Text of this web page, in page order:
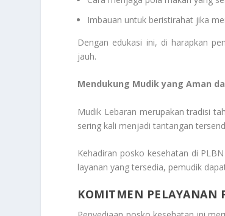
Imbauan untuk beristirahat jika
Dengan edukasi ini, di harapkan
jauh.
Mendukung Mudik yang Aman
Mudik Lebaran merupakan tradisi
sering kali menjadi tantangan
Kehadiran posko kesehatan di
layanan yang tersedia, pemudik
KOMITMEN PELAYANAN